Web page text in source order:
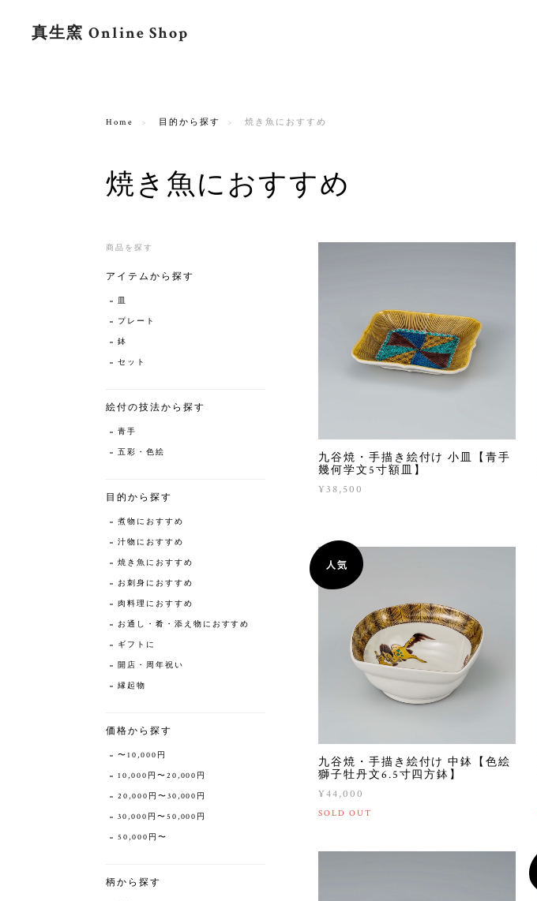
真生窯 Online Shop
Home 目的から探す 焼き魚におすすめ
焼き魚におすすめ
九谷焼・手描き絵付け 小皿【青手
幾何学文5寸額皿】
¥38,500
九谷焼・手描き絵付け 中鉢【色絵
獅子牡丹文6.5寸四方鉢】
¥44,000
SOLD OUT
商品を探す
アイテムから探す
皿
プレート
鉢
セット
絵付の技法から探す
青手
五彩・色絵
目的から探す
煮物におすすめ
汁物におすすめ
焼き魚におすすめ
お刺身におすすめ
肉料理におすすめ
お通し・肴・添え物におすすめ
ギフトに
開店・周年祝い
縁起物
価格から探す
〜10,000円
10,000円〜20,000円
20,000円〜30,000円
30,000円〜50,000円
50,000円〜
柄から探す